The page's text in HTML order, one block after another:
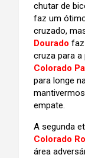
chutar de
faz um
cruzado,
Dourado
cruza para a
Colorado
para longe
empate.
A segunda
Colorado
área